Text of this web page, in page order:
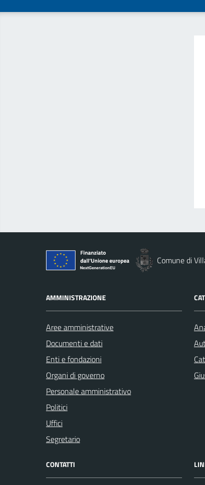
Comune di
AMMINISTRAZIONE
Aree amministrative
Documenti e dati
Enti e fondazioni
Organi di governo
Personale amministrativo
Politici
Uffici
Segretario
CONTATTI